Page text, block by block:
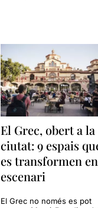
El Grec, obert a la
ciutat: 9 espais
es transformen en
escenari
El Grec no només es pot